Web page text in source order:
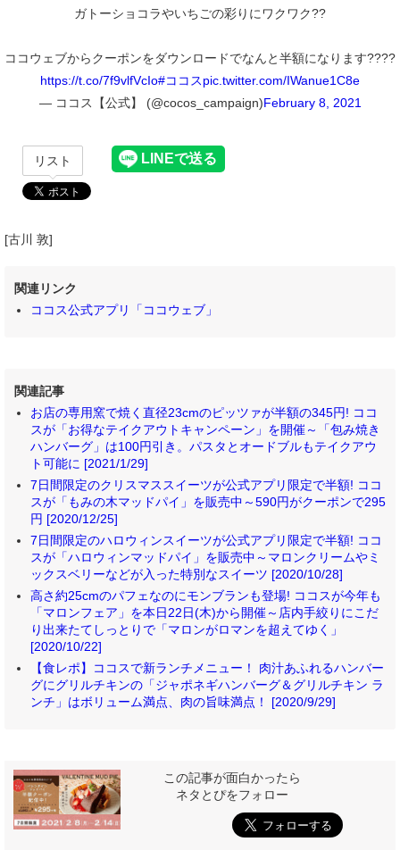
ガトーショコラやいちごの彩りにワクワク??
ココウェブからクーポンをダウンロードでなんと半額になります????
https://t.co/7f9vlfVcIo#ココスpic.twitter.com/IWanue1C8e
— ココス【公式】 (@cocos_campaign)February 8, 2021
リスト
[古川 敦]
関連リンク
ココス公式アプリ「ココウェブ」
関連記事
お店の専用窯で焼く直径23cmのピッツァが半額の345円! ココ
スが「お得なテイクアウトキャンペーン」を開催～「包み焼き
ハンバーグ」は100円引き。パスタとオードブルもテイクアウ
ト可能に [2021/1/29]
7日間限定のクリスマススイーツが公式アプリ限定で半額! ココ
スが「もみの木マッドパイ」を販売中～590円がクーポンで295
円 [2020/12/25]
7日間限定のハロウィンスイーツが公式アプリ限定で半額! ココ
スが「ハロウィンマッドパイ」を販売中～マロンクリームやミ
ックスベリーなどが入った特別なスイーツ [2020/10/28]
高さ約25cmのパフェなのにモンブランも登場! ココスが今年も
「マロンフェア」を本日22日(木)から開催～店内手絞りにこだ
り出来たてしっとりで「マロンがロマンを超えてゆく」
[2020/10/22]
【食レポ】ココスで新ランチメニュー！ 肉汁あふれるハンバー
グにグリルチキンの「ジャポネギハンバーグ＆グリルチキン ラ
ンチ」はボリューム満点、肉の旨味満点！ [2020/9/29]
この記事が面白かったら
ネタとぴをフォロー